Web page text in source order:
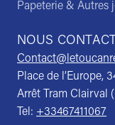
Papeterie & Autres
NOUS
Place de l’Europe,
Arrêt Tram Clairval
Tel: +33467411067